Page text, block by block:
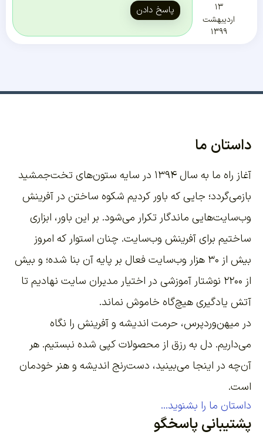
۱۳
اردیبهشت
۱۳۹۹
پاسخ دادن
داستان ما
آغاز راه ما به سال ۱۳۹۴ در سایه ستون‌های تخت‌جمشید
بازمی‌گردد؛ جایی که باور کردیم شکوه ساختن در آفرینش
وب‌سایت‌هایی ماندگار تکرار می‌شود. بر این باور، ابزاری
ساختیم برای آفرینش وب‌سایت. چنان استوار که امروز
بیش از ۳۰ هزار وب‌سایت فعال بر پایه آن بنا شده؛ و بیش
از ۲۲۰۰
نوشتار آموزشی در اختیار مدیران سایت نهادیم تا
آتش یادگیری هیچ‌گاه خاموش نماند.
در میهن‌وردپرس، حرمت اندیشه و آفرینش را نگاه
می‌داریم. دل به رزق از محصولات کپی شده نبستیم. هر
آن‌چه در اینجا می‌بینید، دست‌رنج اندیشه و هنر خودمان
است.
داستان ما را بشنوید...
پشتیبانی پاسخگو